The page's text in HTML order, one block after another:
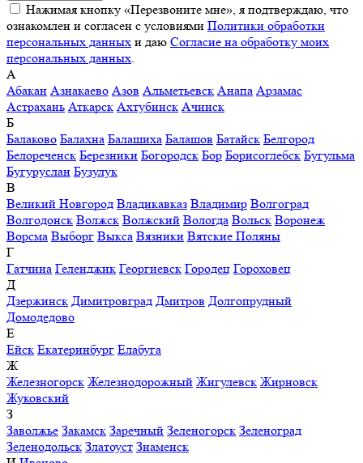
Нажимая кнопку «Перезвоните мне», я подтверждаю, что
ознакомлен и согласен с условиями Политики обработки
персональных данных и даю Согласие на обработку моих
персональных данных
А
Абакан Азнакаево Азов Альметьевск Анапа Арзамас
Астрахань Аткарск Ахтубинск Ачинск
Б
Балаково Балахна Балашиха Балашов Батайск Белгород
Белореченск Березники Богородск Бор Борисоглебск Бугульма
Бугуруслан Бузулук
В
Великий Новгород Владикавказ Владимир Волгоград
Волгодонск Волжск Волжский Вологда Вольск Воронеж
Ворсма Выборг Выкса Вязники Вятские Поляны
Г
Гатчина Геленджик Георгиевск Городец Гороховец
Д
Дзержинск Димитровград Дмитров Долгопрудный
Домодедово
Е
Ейск Екатеринбург Елабуга
Ж
Железногорск Железнодорожный Жигулевск Жирновск
Жуковский
З
Заволжье Закамск Заречный Зеленогорск Зеленоград
Зеленодольск Златоуст Знаменск